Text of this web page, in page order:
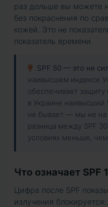
раз дольше вы можете
без покраснения по
кожей. Это не
показатель времени.
SPF 50 — это не
наивысшем индексе
обеспечивает
в Украине наивысший
не бывает — мы не на
разница между SPF
условиях меньше, чем
Что означает SPF
Цифра после SPF
излучения блокируется: